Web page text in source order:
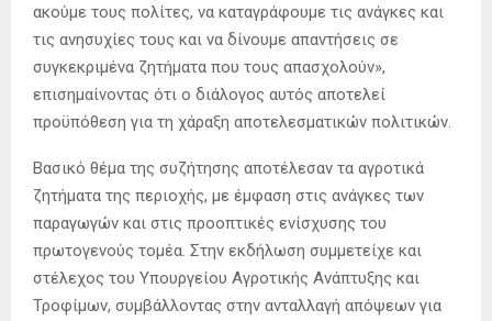
ακούμε τους πολίτες, να καταγράφουμε τις ανάγκες και
τις ανησυχίες τους και να δίνουμε απαντήσεις σε
συγκεκριμένα ζητήματα που τους απασχολούν»,
επισημαίνοντας ότι ο διάλογος αυτός αποτελεί
προϋπόθεση για τη χάραξη αποτελεσματικών πολιτικών.
Βασικό θέμα της συζήτησης αποτέλεσαν τα αγροτικά
ζητήματα της περιοχής, με έμφαση στις ανάγκες των
παραγωγών και στις προοπτικές ενίσχυσης του
πρωτογενούς τομέα. Στην εκδήλωση συμμετείχε και
στέλεχος του Υπουργείου Αγροτικής Ανάπτυξης και
Τροφίμων, συμβάλλοντας στην ανταλλαγή απόψεων για